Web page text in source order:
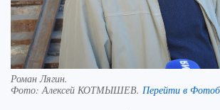
Роман Лягин.
Фото: Алексей КОТМЫШЕВ. Перейти в